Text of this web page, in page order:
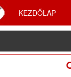
KEZDŐLAP